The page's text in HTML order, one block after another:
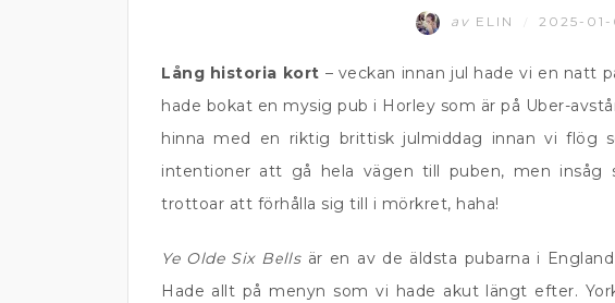
av ELIN 2025-01-
Lång historia kort – veckan innan jul hade vi en natt
hade bokat en mysig pub i Horley som är på Uber-
hinna med en riktig brittisk julmiddag innan vi flög
intentioner att gå hela vägen till puben, men
trottoar att förhålla sig till i mörkret, haha!
Ye Olde Six Bellsär en av de äldsta pubarna i
Hade allt på menyn som vi hade akut längt efter.